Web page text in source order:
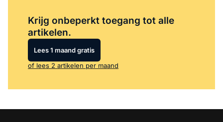
Krijg onbeperkt toegang tot alle
artikelen.
Lees 1 maand gratis
of lees 2 artikelen per maand